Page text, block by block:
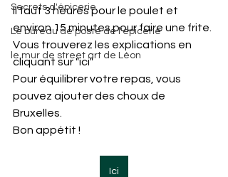
Secrets d'épicerie
Le bureau de poste de l'épicerie
le mur de street art de Léon
Il faut 3 heures pour le poulet et
environ 15 minutes pour faire une frite.
Vous trouverez les explications en
cliquant sur "ici"
Pour équilibrer votre repas, vous
pouvez ajouter des choux de
Bruxelles.
Bon appétit !
Ici